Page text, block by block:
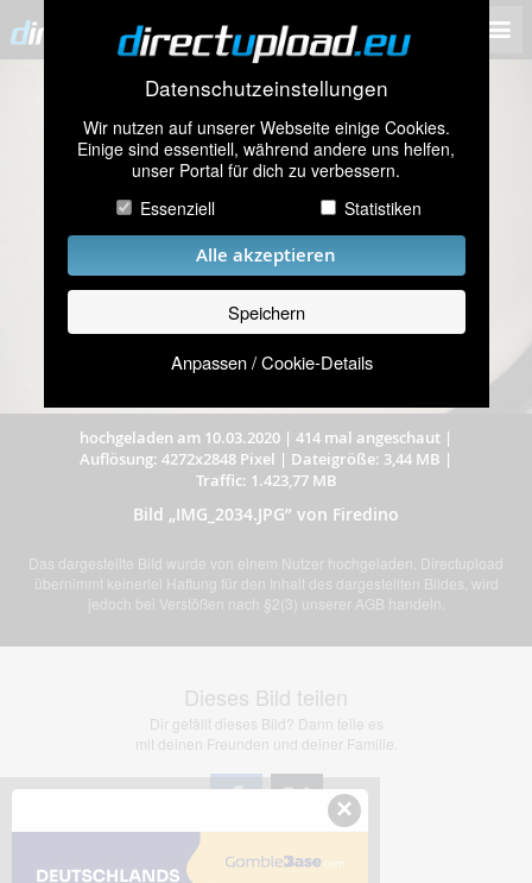
Datenschutzeinstellungen
Wir nutzen auf unserer Webseite einige Cookies.
Einige sind essentiell, während andere uns helfen,
unser Portal für dich zu verbessern.
Essenziell
Statistiken
Alle akzeptieren
Speichern
Anpassen / Cookie-Details
hochgeladen am 10.03.2020 | 414 mal angeschaut |
Auflösung: 4272x2848 Pixel | Dateigröße: 3,44 MB |
Traffic: 1.423,77 MB
Bild „IMG_2034.JPG” von Firedino
Das dargestellte Bild wurde von einem Nutzer hochgeladen. Directupload
übernimmt keinerlei Haftung für den Inhalt des dargestellten Bildes, wird
jedoch bei Verstößen nach §2(3) unserer AGB handeln.
Dieses Bild teilen
Dir gefällt dieses Bild? Dann teile es
mit deinen Freunden und deiner Familie.
Share Links
×